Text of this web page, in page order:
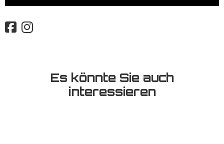
Es könnte Sie auch
interessieren